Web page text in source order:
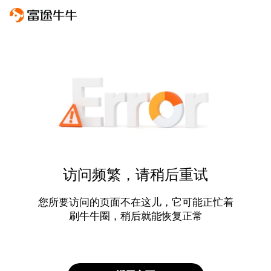
访问频繁，请稍后重试
您所要访问的页面不在这儿，它可能正忙着
刷牛牛圈，稍后就能恢复正常